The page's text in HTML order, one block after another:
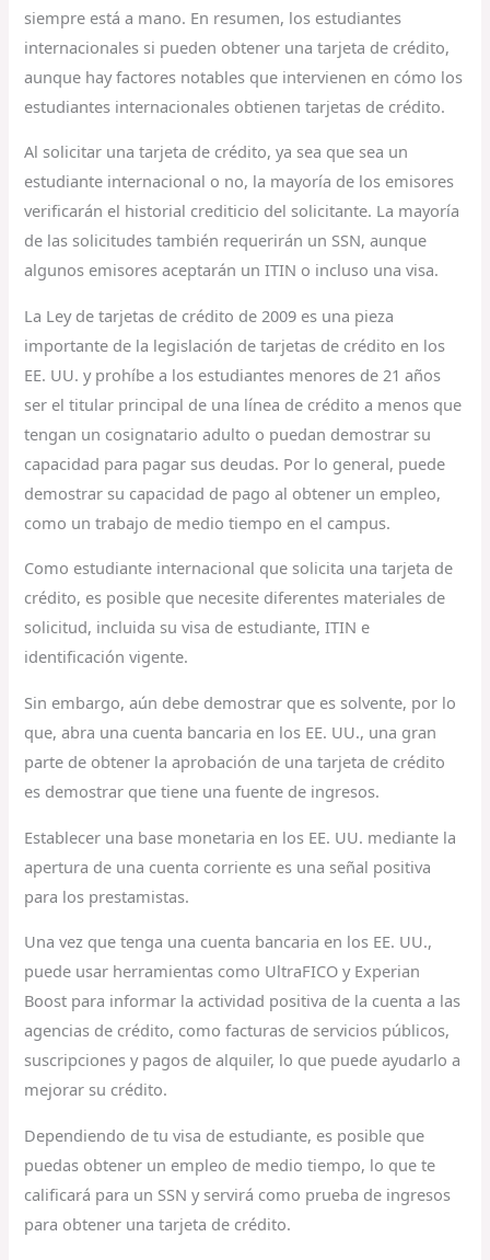
siempre está a mano. En resumen, los estudiantes
internacionales si pueden obtener una tarjeta de crédito,
aunque hay factores notables que intervienen en cómo los
estudiantes internacionales obtienen tarjetas de crédito.
Al solicitar una tarjeta de crédito, ya sea que sea un
estudiante internacional o no, la mayoría de los emisores
verificarán el historial crediticio del solicitante. La mayoría
de las solicitudes también requerirán un SSN, aunque
algunos emisores aceptarán un ITIN o incluso una visa.
La Ley de tarjetas de crédito de 2009 es una pieza
importante de la legislación de tarjetas de crédito en los
EE. UU. y prohíbe a los estudiantes menores de 21 años
ser el titular principal de una línea de crédito a menos que
tengan un cosignatario adulto o puedan demostrar su
capacidad para pagar sus deudas. Por lo general, puede
demostrar su capacidad de pago al obtener un empleo,
como un trabajo de medio tiempo en el campus.
Como estudiante internacional que solicita una tarjeta de
crédito, es posible que necesite diferentes materiales de
solicitud, incluida su visa de estudiante, ITIN e
identificación vigente.
Sin embargo, aún debe demostrar que es solvente, por lo
que, abra una cuenta bancaria en los EE. UU., una gran
parte de obtener la aprobación de una tarjeta de crédito
es demostrar que tiene una fuente de ingresos.
Establecer una base monetaria en los EE. UU. mediante la
apertura de una cuenta corriente es una señal positiva
para los prestamistas.
Una vez que tenga una cuenta bancaria en los EE. UU.,
puede usar herramientas como UltraFICO y Experian
Boost para informar la actividad positiva de la cuenta a las
agencias de crédito, como facturas de servicios públicos,
suscripciones y pagos de alquiler, lo que puede ayudarlo a
mejorar su crédito.
Dependiendo de tu visa de estudiante, es posible que
puedas obtener un empleo de medio tiempo, lo que te
calificará para un SSN y servirá como prueba de ingresos
para obtener una tarjeta de crédito.